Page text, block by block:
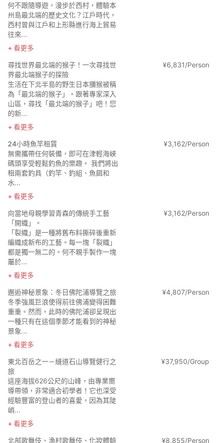
何不跟隨導遊，漫步於西村，體驗本
州島最北端的歷史文化？江戶時代，
西村曾與江戶和上形縣進行海上貿易
往來...
看更多
尋找世界最北端的猴子！一次尋找世
界最北端猴子的探險
生活在下北半島的野生日本獼猴被稱
為「最北端的猴子」。跟著專家深入
山區，尋找「最北端的猴子」吧！您
的新...
看更多
¥6,831/Person
24小時魚竿租賃
無需攜帶任何裝備，即可在津輕海峽
碼頭享受輕鬆釣魚的樂趣。 我們將出
租兩套釣具（釣竿、釣組、魚餌和
水...
看更多
¥3,162/Person
向當地母親學習青森的傳統手工藝
「開織」。
「裂織」是一種將舊布料撕碎後重新
編織成新布的工藝。每一塊「裂織」
都是獨一無二的。何不親手製作一塊
屬於...
看更多
¥3,162/Person
邂逅神秘景象：冬日佛陀浦導覽之旅
冬季強風巨浪使得前往佛浦變得困難
重重。然而，此時的佛陀浦卻呈現出
一種只有在這個季節才能看到的神秘
景象...
看更多
¥4,807/Person
東北百岳之一－縫道石山導覽健行之
旅
這座海拔626公尺的山峰，由專業嚮
導帶領，非常適合初學者！它也深受
經驗豐富的登山者的喜愛，因為其陡
峭...
看更多
¥37,950/Group
北部歌舞伎、漁村歌舞伎、化妝體驗 ¥8,855/Person